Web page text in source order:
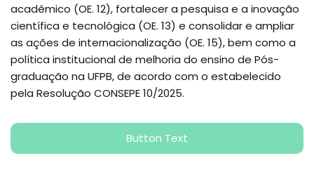
acadêmico (OE. 12), fortalecer a pesquisa e a inovação
científica e tecnológica (OE. 13) e consolidar e ampliar
as ações de internacionalização (OE. 15), bem como a
política institucional de melhoria do ensino de Pós-
graduação na UFPB, de acordo com o estabelecido
pela Resolução CONSEPE 10/2025.
Button Text